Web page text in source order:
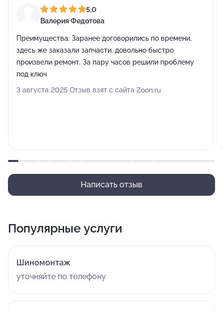
5,0
Валерия Федотова
Преимущества: Заранее договорились по времени,
здесь же заказали запчасти, довольно быстро
произвели ремонт. За пару часов решили проблему
под ключ
3 августа 2025 Отзыв взят с сайта Zoon.ru
Написать отзыв
Популярные услуги
Шиномонтаж
уточняйте по телефону